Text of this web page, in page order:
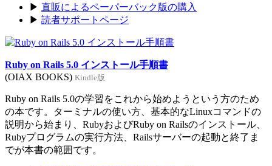
▶ 直販によるペーパーバック版の購入
▶ 読者サポートページ
Ruby on Rails 5.0 インストール手順書
(OIAX BOOKS) Kindle版
Ruby on Rails 5.0の学習をこれから始めようという方のため
の本です。ターミナルの使い方、基本的なLinuxコマンドの
説明から始まり、RubyおよびRuby on Railsのインストール、
Rubyプログラムの実行方法、Railsサーバーの起動と終了ま
でが本書の範囲です。